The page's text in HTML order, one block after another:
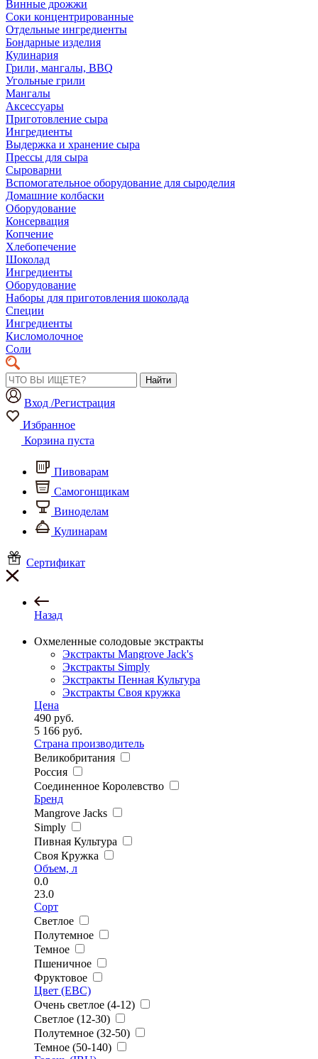
Винные дрожжи
Соки концентрированные
Отдельные ингредиенты
Бондарные изделия
Кулинария
Грили, мангалы, BBQ
Угольные грили
Мангалы
Аксессуары
Приготовление сыра
Ингредиенты
Выдержка и хранение сыра
Прессы для сыра
Сыроварни
Вспомогательное оборудование для сыроделия
Домашние колбаски
Оборудование
Консервация
Копчение
Хлебопечение
Шоколад
Ингредиенты
Оборудование
Наборы для приготовления шоколада
Специи
Ингредиенты
Кисломолочное
Соли
Найти
Вход /Регистрация
Избранное
Корзина пуста
Пивоварам
Самогонщикам
Виноделам
Кулинарам
Сертификат
Назад
Охмеленные солодовые экстракты
Экстракты Mangrove Jack's
Экстракты Simply
Экстракты Пенная Культура
Экстракты Своя кружка
Цена
490 руб.
5 166 руб.
Страна производитель
Великобритания
Россия
Соединенное Королевство
Бренд
Mangrove Jacks
Simply
Пивная Культура
Своя Кружка
Объем, л
0.0
23.0
Сорт
Светлое
Полутемное
Темное
Пшеничное
Фруктовое
Цвет (EBC)
Очень светлое (4-12)
Светлое (12-30)
Полутемное (32-50)
Темное (50-140)